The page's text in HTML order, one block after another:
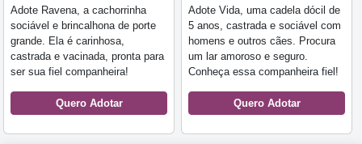
Adote Ravena, a cachorrinha
sociável e brincalhona de porte
grande. Ela é carinhosa,
castrada e vacinada, pronta para
ser sua fiel companheira!
Quero Adotar
Adote Vida, uma cadela dócil de
5 anos, castrada e sociável com
homens e outros cães. Procura
um lar amoroso e seguro.
Conheça essa companheira fiel!
Quero Adotar